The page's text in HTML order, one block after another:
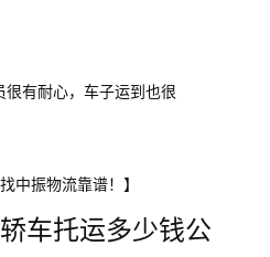
有耐心，车子运到也很
中振物流靠谱！】
车托运多少钱公